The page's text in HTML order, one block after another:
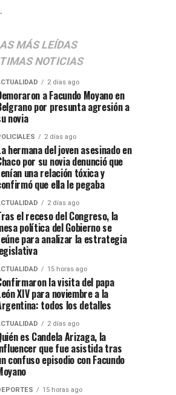
MÁS LEÍDAS
NOTICIAS
2 días ago
a Facundo Moyano en
por presunta agresión a
novia
2 días ago
hermana del joven asesinado en
por su novia denunció que
una relación tóxica y
que ella le pegaba
2 días ago
el receso del Congreso, la
política del Gobierno se
para analizar la estrategia
15 horas ago
la visita del papa
XIV para noviembre a la
todos los detalles
2 días ago
es Candela Arizaga, la
que fue asistida tras
confuso episodio con Facundo
15 horas ago